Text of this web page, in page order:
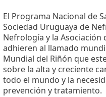
El Programa Nacional de
Sociedad Uruguaya de
Nefrología y la Asociación
adhieren al llamado
Mundial del Riñón que
sobre la alta y creciente
todo el mundo y la
prevención y tratamiento.